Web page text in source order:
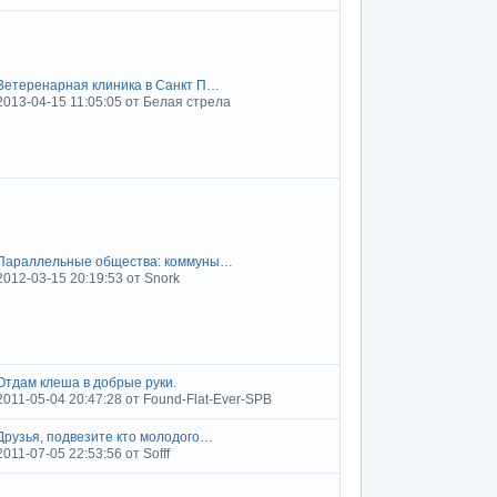
клиника в Санкт П…
04-15 11:05:05 от Белая стрела
общества: коммуны…
03-15 20:19:53 от Snork
клеша в добрые руки.
05-04 20:47:28 от Found-Flat-Ever-SPB
подвезите кто молодого…
07-05 22:53:56 от Sofff